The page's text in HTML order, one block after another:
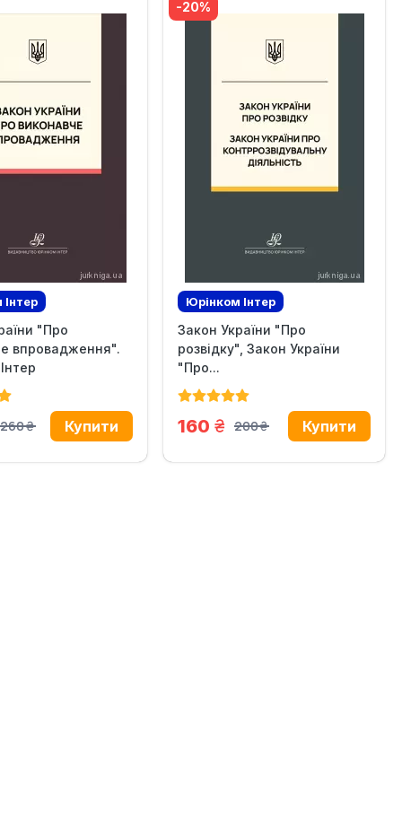
Iнтер
"Про
впровадження".
260
грн.
Юрінком Iнтер
Ексклюзив
Закон України "Про
розвідку", Закон України
"Про...
-20%
200
грн.
160 грн.